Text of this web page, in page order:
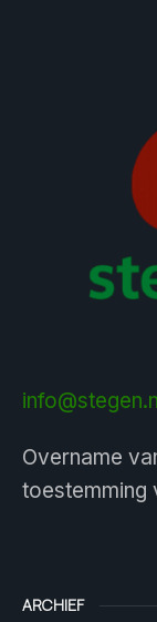
Overname
toestemming
ARCHIEF